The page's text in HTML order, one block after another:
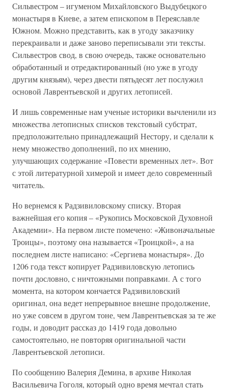
Сильвестром – игуменом Михайловского Выдубецкого
монастыря в Киеве, а затем епископом в Переяславле
Южном. Можно представить, как в угоду заказчику
перекраивали и даже заново переписывали эти тексты.
Сильвестров свод, в свою очередь, также основательно
обработанный и отредактированный (но уже в угоду
другим князьям), через двести пятьдесят лет послужил
основой Лаврентьевской и других летописей.
И лишь современные нам ученые историки вычленили из
множества летописных списков текстовый субстрат,
предположительно принадлежащий Нестору, и сделали к
нему множество дополнений, по их мнению,
улучшающих содержание «Повести временных лет». Вот
с этой литературной химерой и имеет дело современный
читатель.
Но вернемся к Радзивиловскому списку. Вторая
важнейшая его копия – «Рукопись Московской Духовной
Академии». На первом листе помечено: «Живоначальные
Троицы», поэтому она называется «Троицкой», а на
последнем листе написано: «Сергиева монастыря». До
1206 года текст копирует Радзивиловскую летопись
почти дословно, с ничтожными поправками. А с того
момента, на котором кончается Радзивиловский
оригинал, она ведет непрерывное внешне продолжение,
но уже совсем в другом тоне, чем Лаврентьевская за те же
годы, и доводит рассказ до 1419 года довольно
самостоятельно, не повторяя оригинальной части
Лаврентьевской летописи.
По сообщению Валерия Демина, в архиве Николая
Васильевича Гоголя, который одно время мечтал стать